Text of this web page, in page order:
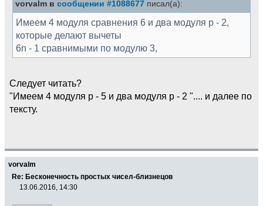
vorvalm в сообщении #1088677 писал(а):
Имеем 4 модуля сравнения 6 и два модуля р - 2,
которые делают вычеты
6n - 1 сравнимыми по модулю 3,
Следует читать?
"Имеем 4 модуля р - 5 и два модуля р - 2 ".... и далее по
тексту.
vorvalm
Re: Бесконечность простых чисел-близнецов
13.06.2016, 14:30